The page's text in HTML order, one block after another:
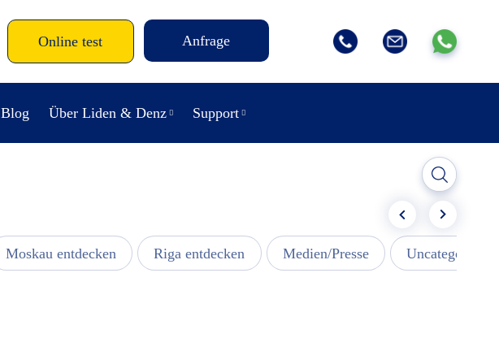
Online test Anfrage
Blog Über Liden & Denz Support
Moskau entdecken Riga entdecken Medien/Presse Uncategorized